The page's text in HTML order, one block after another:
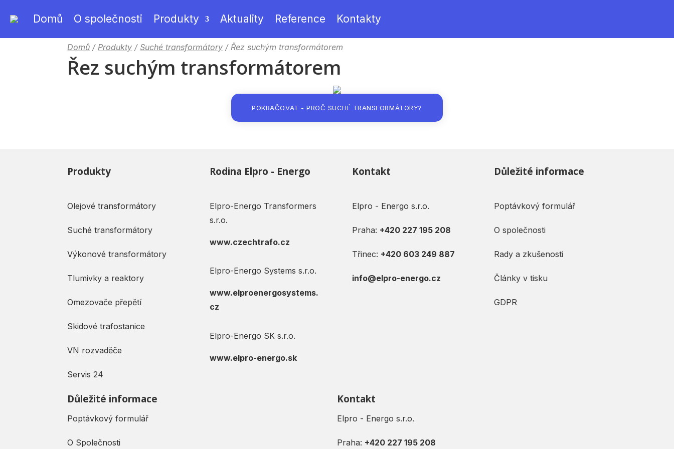
Domů O společnosti Produkty Aktuality Reference Kontakty
Domů / Produkty /Suché transformátory / Řez suchým transformátorem
Řez suchým transformátorem
POKRAČOVAT - PROČ SUCHÉ TRANSFORMÁTORY?
Produkty
Olejové transformátory
Suché transformátory
Výkonové transformátory
Tlumivky a reaktory
Omezovače přepětí
Skidové trafostanice
VN rozvaděče
Servis 24
Rodina Elpro - Energo
Elpro-Energo Transformers
s.r.o.
www.czechtrafo.cz
Elpro-Energo Systems s.r.o.
www.elproenergosystems.
cz
Elpro-Energo SK s.r.o.
www.elpro-energo.sk
Kontakt
Elpro - Energo s.r.o.
Praha: +420 227 195 208
Třinec: +420 603 249 887
info@elpro-energo.cz
Důležité informace
Poptávkový formulář
O společnosti
Rady a zkušenosti
Články v tisku
GDPR
Důležité informace
Poptávkový formulář
O Společnosti
Kontakt
Elpro - Energo s.r.o.
Praha: +420 227 195 208